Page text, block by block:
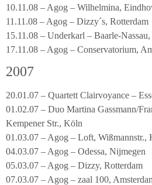
10.11.08 – Agog – Wilhelmina,
11.11.08 – Agog – Dizzy´s, Rotterdam
15.11.08 – Underkarl – Baarle-Nassau,
17.11.08 – Agog – Conservatorium,
2007
20.01.07 – Quartett Clairvoyance –
01.02.07 – Duo Martina Gassmann/
Kempener Str., Köln
01.03.07 – Agog – Loft, Wißmannstr.,
04.03.07 – Agog – Odessa, Nijmegen
05.03.07 – Agog – Dizzy, Rotterdam
07.03.07 – Agog – zaal 100,